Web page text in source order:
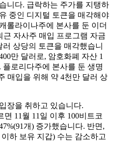
니다. 급락하는 주가를 지탱하
중인 디지털 토큰을 매각해야
롤라이나주에 본사를 둔 이더
근 자사주 매입 프로그램 자금
상당의 토큰을 매각했습니
만 달러로, 암호화폐 자산 1
플로리다주에 본사를 둔 생명
매입을 위해 약 4천만 달러 상
장을 취하고 있습니다.
면 11월 11일 이후 100비트코
개) 증가했습니다. 반면,
하 보유 지갑) 수는 감소하고